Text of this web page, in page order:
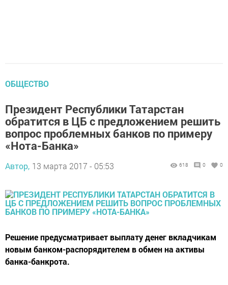
ОБЩЕСТВО
Президент Республики Татарстан
обратится в ЦБ с предложением решить
вопрос проблемных банков по примеру
«Нота-Банка»
Автор, 13 марта 2017 - 05:53 618 0 0
Решение предусматривает выплату денег вкладчикам
новым банком-распорядителем в обмен на активы
банка-банкрота.